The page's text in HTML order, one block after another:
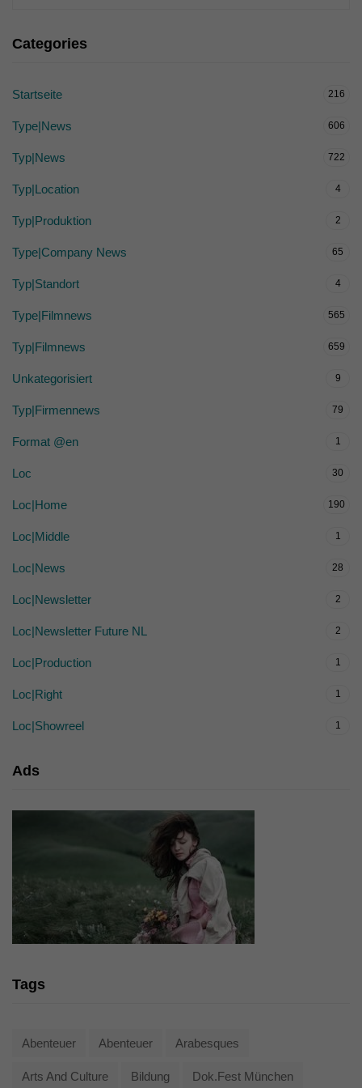
Categories
Startseite 216
Type|News 606
Typ|News 722
Typ|Location 4
Typ|Produktion 2
Type|Company News 65
Typ|Standort 4
Type|Filmnews 565
Typ|Filmnews 659
Unkategorisiert 9
Typ|Firmennews 79
Format @en 1
Loc 30
Loc|Home 190
Loc|Middle 1
Loc|News 28
Loc|Newsletter 2
Loc|Newsletter Future NL 2
Loc|Production 1
Loc|Right 1
Loc|Showreel 1
Ads
Tags
Abenteuer Abenteuer Arabesques
Arts And Culture Bildung Dok.fest München